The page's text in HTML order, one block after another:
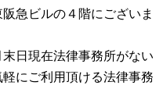
急ビルの４階にございま
日現在法律事務所がない
にご利用頂ける法律事務